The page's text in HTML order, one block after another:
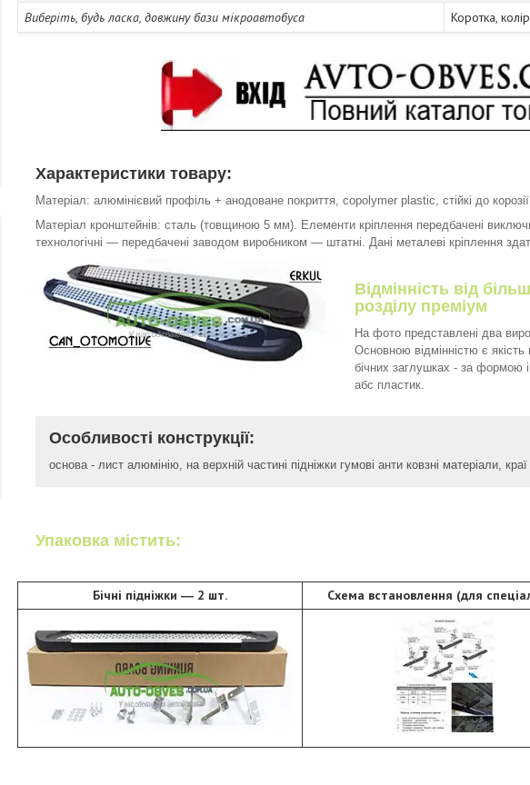
Виберіть, будь ласка, довжину бази мікроавтобуса Коротка,
Характеристики товару:
Матеріал: алюмінієвий профіль + анодоване покриття, copolymer plastic, стійкі до
Матеріал кронштейнів: сталь (товщиною 5 мм). Елементи кріплення передбачені
технологічні ― передбачені заводом виробником ― штатні. Дані металеві кріплення
Відмінність від
розділу преміум
На фото представлені два
Основною відмінністю є якість
бічних заглушках - за формою
абс пластик.
Особливості конструкції:
основа - лист алюмінію, на верхній частині підніжки гумові анти ковзні матеріали,
Упаковка містить:
Бічні підніжки ― 2 шт. Схема встановлення (для